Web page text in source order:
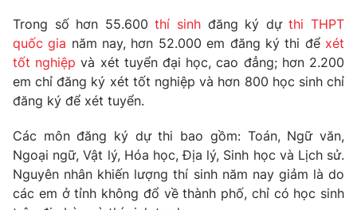
Câu chuyện quốc tế
Thị trường
Góc doanh nghiệp
Dữ liệu và đời sống
Truyền hình
Phim VTV
Hậu trường
Nhân vật
Khán giả
Giải trí
Điện ảnh
Âm nhạc
Đời sống
Du lịch
Giáo dục
Trong số hơn 55.600thí sinh đăng ký dựthi THPT
quốc gia năm nay, hơn 52.000 em đăng ký thi để xét
tốt nghiệp và xét tuyển đại học, cao đẳng; hơn 2.200
em chỉ đăng ký xét tốt nghiệp và hơn 800 học sinh chỉ
đăng ký để xét tuyển.
Các môn đăng ký dự thi bao gồm: Toán, Ngữ văn,
Ngoại ngữ, Vật lý, Hóa học, Địa lý, Sinh học và Lịch sử.
Nguyên nhân khiến lượng thí sinh năm nay giảm là do
các em ở tỉnh không đổ về thành phố, chỉ có học sinh